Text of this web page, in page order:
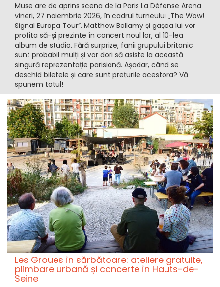
Muse are de aprins scena de la Paris La Défense Arena
vineri, 27 noiembrie 2026, în cadrul turneului „The Wow!
Signal Europa Tour”. Matthew Bellamy și gașca lui vor
profita să-și prezinte în concert noul lor, al 10-lea
album de studio. Fără surprize, fanii grupului britanic
sunt probabil mulți și vor dori să asiste la această
singură reprezentație parisiană. Așadar, când se
deschid biletele și care sunt prețurile acestora? Vă
spunem totul!
Les Groues în sărbătoare: ateliere gratuite,
plimbare urbană și concerte în Hauts-de-
Seine